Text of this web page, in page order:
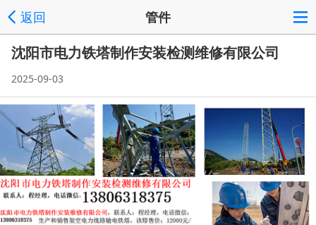
返回 管件
沈阳市电力铁塔制作安装检测维修有限公司
2025-09-03